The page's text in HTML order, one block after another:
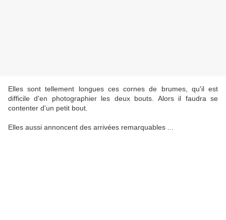
Elles sont tellement longues ces cornes de brumes, qu'il est
difficile d'en photographier les deux bouts. Alors il faudra se
contenter d'un petit bout.
Elles aussi annoncent des arrivées remarquables ...